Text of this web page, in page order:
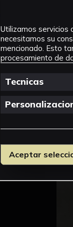
Utilizamos servicios
necesitamos su
mencionado. Esto
procesamiento de
Tecnicas
Aceptar